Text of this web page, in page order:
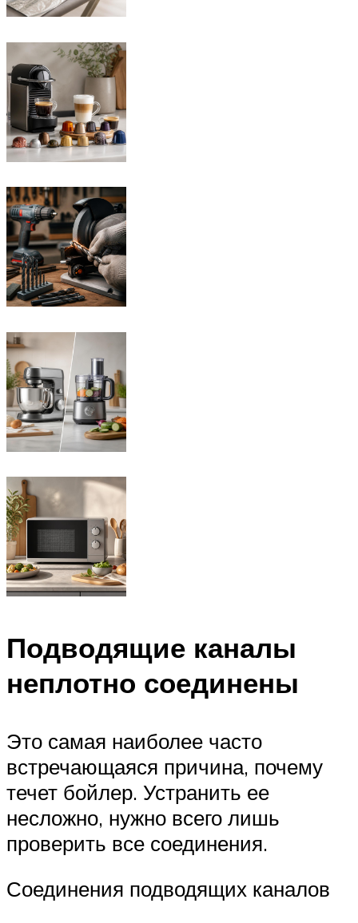
Подводящие каналы
неплотно соединены
Это самая наиболее часто
встречающаяся причина, почему
течет бойлер. Устранить ее
несложно, нужно всего лишь
проверить все соединения.
Соединения подводящих каналов